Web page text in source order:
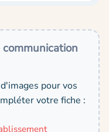
pour vos
votre fiche :